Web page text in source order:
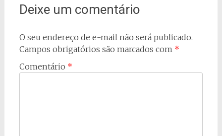
Deixe um comentário
O seu endereço de e-mail não será publicado.
Campos obrigatórios são marcados com *
Comentário *